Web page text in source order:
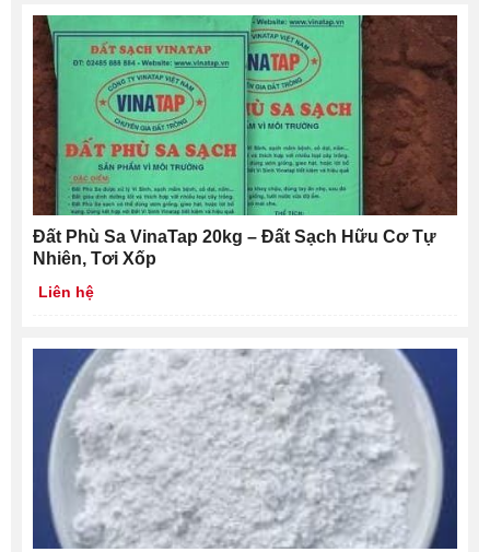
Đất Phù Sa VinaTap 20kg – Đất Sạch Hữu Cơ Tự
Nhiên, Tơi Xốp
Liên hệ